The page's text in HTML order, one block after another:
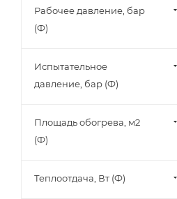
Рабочее давление, бар
(Ф)
Испытательное
давление, бар (Ф)
Площадь обогрева, м2
(Ф)
Теплоотдача, Вт (Ф)